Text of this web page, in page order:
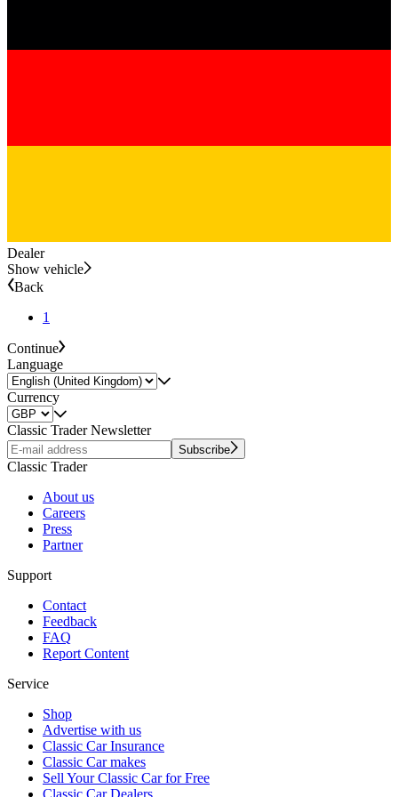
Dealer
Show vehicle
Back
1
Continue
Language
Currency
Classic Trader Newsletter
Subscribe
Classic Trader
About us
Careers
Press
Partner
Support
Contact
Feedback
FAQ
Report Content
Service
Shop
Advertise with us
Classic Car Insurance
Classic Car makes
Sell Your Classic Car for Free
Classic Car Dealers